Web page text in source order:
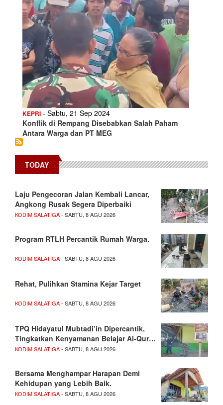
KEPRI - Sabtu, 21 Sep 2024
Konflik di Rempang Disebabkan Salah Paham
Antara Warga dan PT MEG
TODAY
Laju Pengecoran Jalan Kembali Lancar,
Angkong Rusak Segera Diperbaiki
KODIM SALATIGA- SABTU, 8 AGU 2026
Program RTLH Percantik Rumah Warga.
KODIM SALATIGA- SABTU, 8 AGU 2026
Rehat, Pulihkan Stamina Kejar Target
KODIM SALATIGA- SABTU, 8 AGU 2026
TPQ Hidayatul Mubtadi’in Dipercantik,
Tingkatkan Kenyamanan Belajar Al-Qur…
KODIM SALATIGA- SABTU, 8 AGU 2026
Bersama Menghampar Harapan Demi
Kehidupan yang Lebih Baik.
KODIM SALATIGA- SABTU, 8 AGU 2026